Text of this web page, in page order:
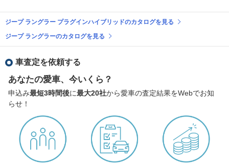
ジープ ラングラー プラグインハイブリッドのカタログを見る
ジープ ラングラーのカタログを見る
車査定を依頼する
あなたの愛車、今いくら？
申込み最短3時間後に最大20社から愛車の査定結果をWebでお知
らせ！